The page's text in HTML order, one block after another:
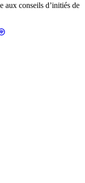
aux conseils d’initiés de